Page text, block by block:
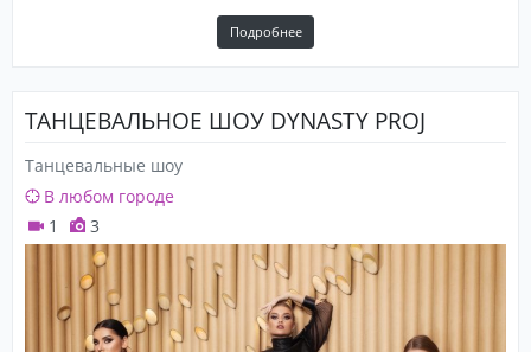
Подробнее
ТАНЦЕВАЛЬНОЕ ШОУ DYNASTY PROJ
Танцевальные шоу
В любом городе
1
3